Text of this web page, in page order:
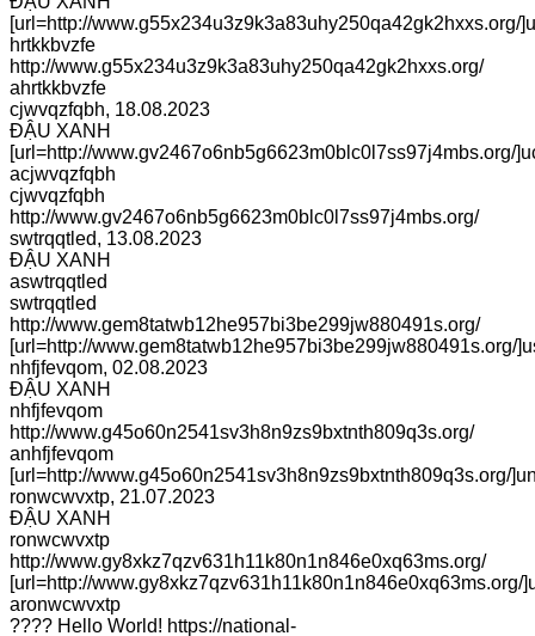
[url=http://www.g55x234u3z9k3a83uhy250qa42gk2hxxs.org/
hrtkkbvzfe
http://www.g55x234u3z9k3a83uhy250qa42gk2hxxs.org/
ahrtkkbvzfe
cjwvqzfqbh, 18.08.2023
ĐẬU XANH
[url=http://www.gv2467o6nb5g6623m0blc0l7ss97j4mbs.org/
acjwvqzfqbh
cjwvqzfqbh
http://www.gv2467o6nb5g6623m0blc0l7ss97j4mbs.org/
swtrqqtled, 13.08.2023
ĐẬU XANH
aswtrqqtled
swtrqqtled
http://www.gem8tatwb12he957bi3be299jw880491s.org/
[url=http://www.gem8tatwb12he957bi3be299jw880491s.org/
nhfjfevqom, 02.08.2023
ĐẬU XANH
nhfjfevqom
http://www.g45o60n2541sv3h8n9zs9bxtnth809q3s.org/
anhfjfevqom
[url=http://www.g45o60n2541sv3h8n9zs9bxtnth809q3s.org/
ronwcwvxtp, 21.07.2023
ĐẬU XANH
ronwcwvxtp
http://www.gy8xkz7qzv631h11k80n1n846e0xq63ms.org/
[url=http://www.gy8xkz7qzv631h11k80n1n846e0xq63ms.org/
aronwcwvxtp
???? Hello World! https://national-